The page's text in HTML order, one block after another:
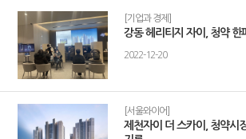
[기업과 경제]
강동 헤리티지 자이, 청약 한
2022-12-20
[서울와이어]
제천자이 더 스카이, 청약시